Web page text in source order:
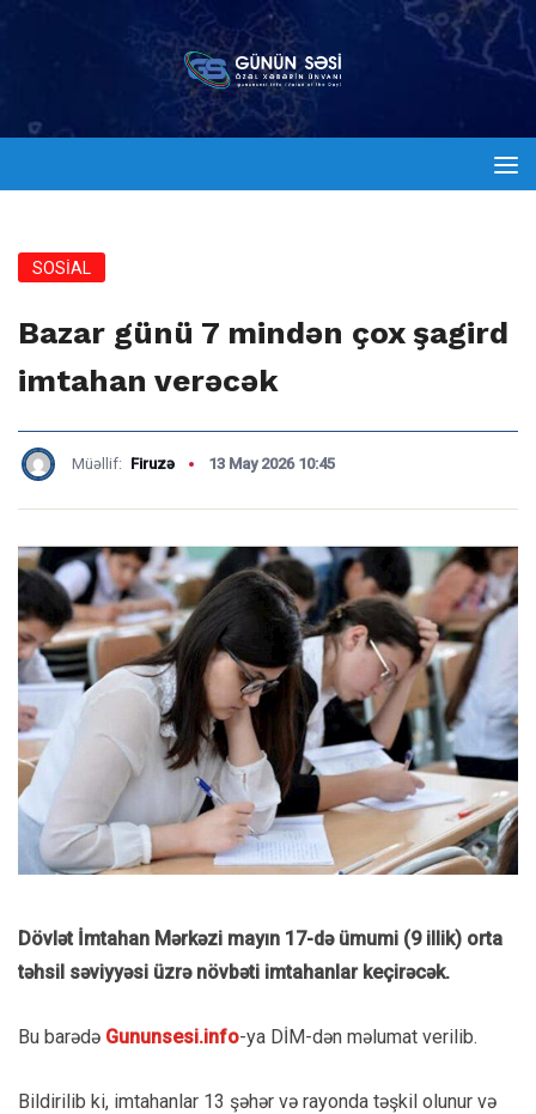
SOSİAL
Bazar günü 7 mindən çox şagird
imtahan verəcək
Müəllif: Firuzə 13 May 2026 10:45
Dövlət İmtahan Mərkəzi mayın 17-də ümumi (9 illik) orta
təhsil səviyyəsi üzrə növbəti imtahanlar keçirəcək.
Bu barədə Gununsesi.info-ya DİM-dən məlumat verilib.
Bildirilib ki, imtahanlar 13 şəhər və rayonda təşkil olunur və